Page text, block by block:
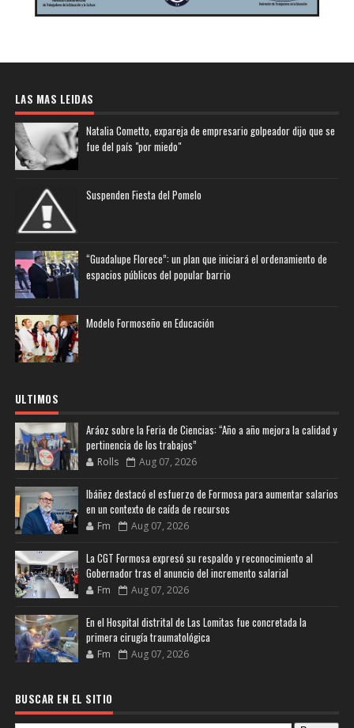
LAS MAS LEIDAS
Natalia Cometto, expareja de empresario golpeador dijo que se
fue del país "por miedo"
Suspenden Fiesta del Pomelo
“Guadalupe Florece”: un plan que iniciará el ordenamiento de
espacios públicos del popular barrio
Modelo Formoseño en Educación
ULTIMOS
Aráoz sobre la Feria de Ciencias: “Año a año mejora la calidad y
pertinencia de los trabajos”
Rolls Aug 07, 2026
Ibáñez destacó el esfuerzo de Formosa para aumentar salarios
en un contexto de caída de recursos
Fm Aug 07, 2026
La CGT Formosa expresó su respaldo y reconocimiento al
Gobernador tras el anuncio del incremento salarial
Fm Aug 07, 2026
En el Hospital distrital de Las Lomitas fue concretada la
primera cirugía traumatológica
Fm Aug 07, 2026
BUSCAR EN EL SITIO